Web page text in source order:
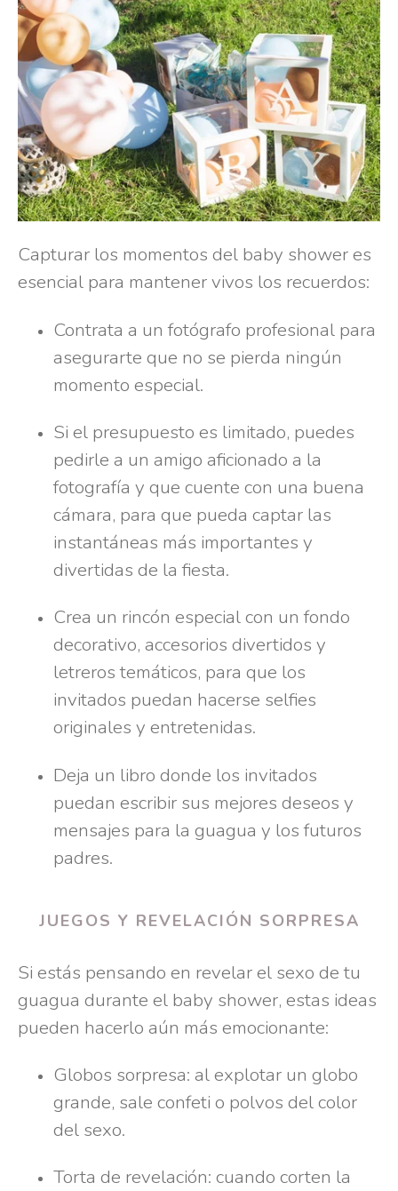
Capturar los momentos del baby shower es
esencial para mantener vivos los recuerdos:
Contrata a un fotógrafo profesional para
asegurarte que no se pierda ningún
momento especial.
Si el presupuesto es limitado, puedes
pedirle a un amigo aficionado a la
fotografía y que cuente con una buena
cámara, para que pueda captar las
instantáneas más importantes y
divertidas de la fiesta.
Crea un rincón especial con un fondo
decorativo, accesorios divertidos y
letreros temáticos, para que los
invitados puedan hacerse selfies
originales y entretenidas.
Deja un libro donde los invitados
puedan escribir sus mejores deseos y
mensajes para la guagua y los futuros
padres.
JUEGOS Y REVELACIÓN SORPRESA
Si estás pensando en revelar el sexo de tu
guagua durante el baby shower, estas ideas
pueden hacerlo aún más emocionante:
Globos sorpresa: al explotar un globo
grande, sale confeti o polvos del color
del sexo.
Torta de revelación: cuando corten la